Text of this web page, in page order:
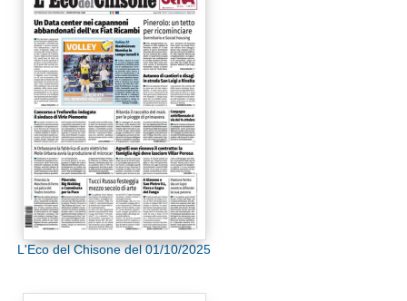
L'Eco del Chisone del 01/10/2025